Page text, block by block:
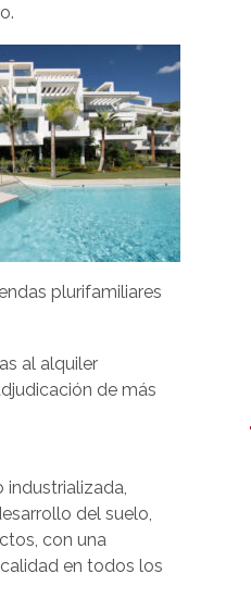
plurifamiliares
al alquiler
de más
del suelo,
con una
en todos los